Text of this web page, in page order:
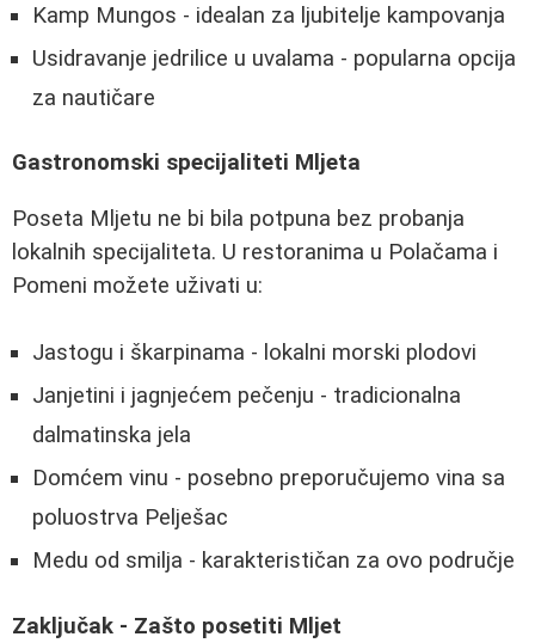
Kamp Mungos - idealan za ljubitelje kampovanja
Usidravanje jedrilice u uvalama - popularna opcija
za nautičare
Gastronomski specijaliteti Mljeta
Poseta Mljetu ne bi bila potpuna bez probanja
lokalnih specijaliteta. U restoranima u Polačama i
Pomeni možete uživati u:
Jastogu i škarpinama - lokalni morski plodovi
Janjetini i jagnjećem pečenju - tradicionalna
dalmatinska jela
Domćem vinu - posebno preporučujemo vina sa
poluostrva Pelješac
Medu od smilja - karakterističan za ovo područje
Zaključak - Zašto posetiti Mljet